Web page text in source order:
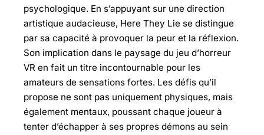
psychologique. En s’appuyant sur une direction
artistique audacieuse, Here They Lie se distingue
par sa capacité à provoquer la peur et la réflexion.
Son implication dans le paysage du jeu d’horreur
VR en fait un titre incontournable pour les
amateurs de sensations fortes. Les défis qu’il
propose ne sont pas uniquement physiques, mais
également mentaux, poussant chaque joueur à
tenter d’échapper à ses propres démons au sein